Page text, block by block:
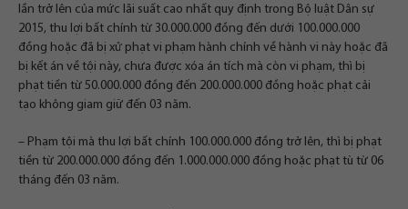
lần trở lên của mức lãi suất cao nhất quy định trong Bộ luật Dân sự
2015, thu lợi bất chính từ 30.000.000 đồng đến dưới 100.000.000
đồng hoặc đã bị xử phạt vi phạm hành chính về hành vi này hoặc đã
bị kết án về tội này, chưa được xóa án tích mà còn vi phạm, thì bị
phạt tiền từ 50.000.000 đồng đến 200.000.000 đồng hoặc phạt cải
tạo không giam giữ đến 03 năm.
– Phạm tội mà thu lợi bất chính 100.000.000 đồng trở lên, thì bị phạt
tiền từ 200.000.000 đồng đến 1.000.000.000 đồng hoặc phạt tù từ 06
tháng đến 03 năm.